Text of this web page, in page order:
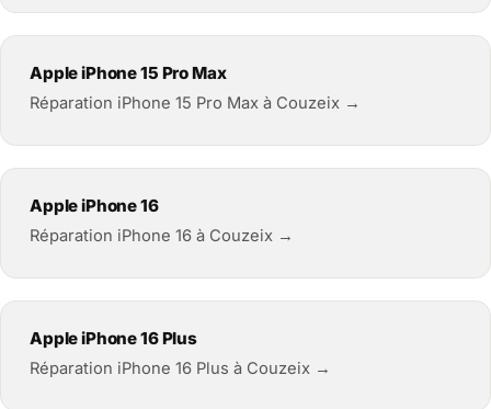
Apple iPhone 15 Pro Max
Réparation iPhone 15 Pro Max à Couzeix →
Apple iPhone 16
Réparation iPhone 16 à Couzeix →
Apple iPhone 16 Plus
Réparation iPhone 16 Plus à Couzeix →